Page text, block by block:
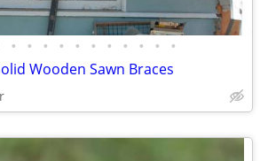
• • • • • • • • • • •
Wooden Sawn Braces